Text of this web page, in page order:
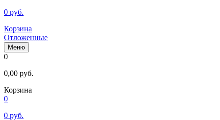
0 руб.
Корзина
Отложенные
Меню
0
0,00 руб.
Корзина
0
0 руб.